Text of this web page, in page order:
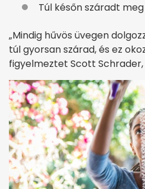
Túl későn száradt
„Mindig hűvös üvegen
túl gyorsan szárad, és ez
figyelmeztet Scott